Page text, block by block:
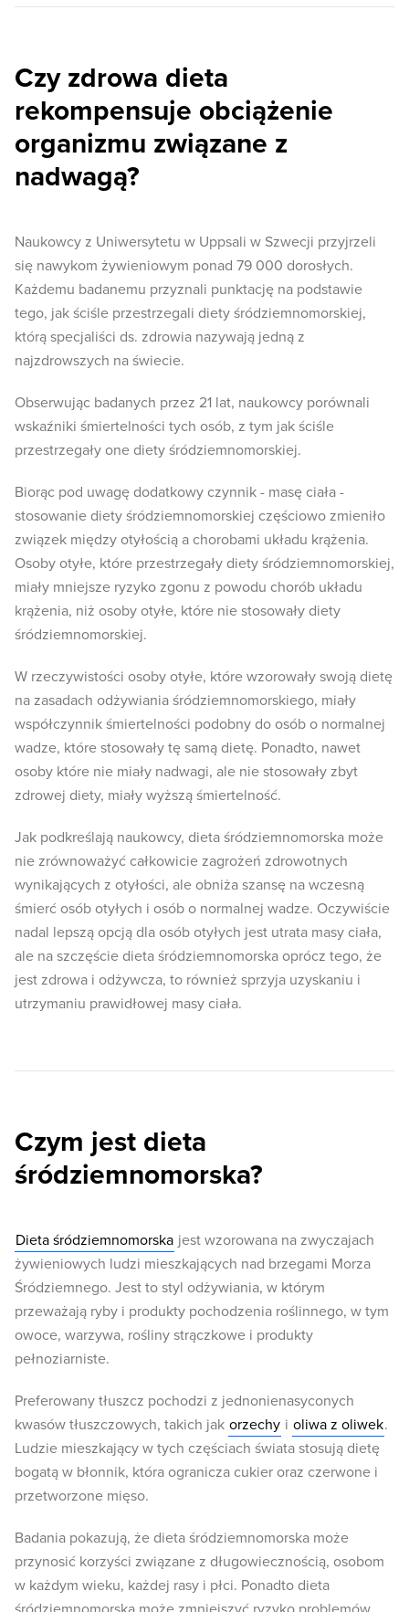
Czy zdrowa dieta
rekompensuje obciążenie
organizmu związane z
nadwagą?
Naukowcy z Uniwersytetu w Uppsali w Szwecji przyjrzeli
się nawykom żywieniowym ponad 79 000 dorosłych.
Każdemu badanemu przyznali punktację na podstawie
tego, jak ściśle przestrzegali diety śródziemnomorskiej,
którą specjaliści ds. zdrowia nazywają jedną z
najzdrowszych na świecie.
Obserwując badanych przez 21 lat, naukowcy porównali
wskaźniki śmiertelności tych osób, z tym jak ściśle
przestrzegały one diety śródziemnomorskiej.
Biorąc pod uwagę dodatkowy czynnik - masę ciała -
stosowanie diety śródziemnomorskiej częściowo zmieniło
związek między otyłością a chorobami układu krążenia.
Osoby otyłe, które przestrzegały diety śródziemnomorskiej,
miały mniejsze ryzyko zgonu z powodu chorób układu
krążenia, niż osoby otyłe, które nie stosowały diety
śródziemnomorskiej.
W rzeczywistości osoby otyłe, które wzorowały swoją dietę
na zasadach odżywiania śródziemnomorskiego, miały
współczynnik śmiertelności podobny do osób o normalnej
wadze, które stosowały tę samą dietę. Ponadto, nawet
osoby które nie miały nadwagi, ale nie stosowały zbyt
zdrowej diety, miały wyższą śmiertelność.
Jak podkreślają naukowcy, dieta śródziemnomorska może
nie zrównoważyć całkowicie zagrożeń zdrowotnych
wynikających z otyłości, ale obniża szansę na wczesną
śmierć osób otyłych i osób o normalnej wadze. Oczywiście
nadal lepszą opcją dla osób otyłych jest utrata masy ciała,
ale na szczęście dieta śródziemnomorska oprócz tego, że
jest zdrowa i odżywcza, to również sprzyja uzyskaniu i
utrzymaniu prawidłowej masy ciała.
Czym jest dieta
śródziemnomorska?
Dieta śródziemnomorska jest wzorowana na zwyczajach
żywieniowych ludzi mieszkających nad brzegami Morza
Śródziemnego. Jest to styl odżywiania, w którym
przeważają ryby i produkty pochodzenia roślinnego, w tym
owoce, warzywa, rośliny strączkowe i produkty
pełnoziarniste.
Preferowany tłuszcz pochodzi z jednonienasyconych
kwasów tłuszczowych, takich jak orzechy i oliwa z oliwek.
Ludzie mieszkający w tych częściach świata stosują dietę
bogatą w błonnik, która ogranicza cukier oraz czerwone i
przetworzone mięso.
Badania pokazują, że dieta śródziemnomorska może
przynosić korzyści związane z długowiecznością, osobom
w każdym wieku, każdej rasy i płci. Ponadto dieta